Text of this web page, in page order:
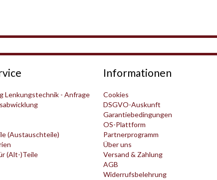
Lenkungstechnik - Anfrage
(Austauschteile)
(Alt-)Teile
Informationen
Cookies
DSGVO-Auskunft
Garantiebedingungen
OS-Plattform
Partnerprogramm
Über uns
Versand & Zahlung
AGB
Widerrufsbelehrung